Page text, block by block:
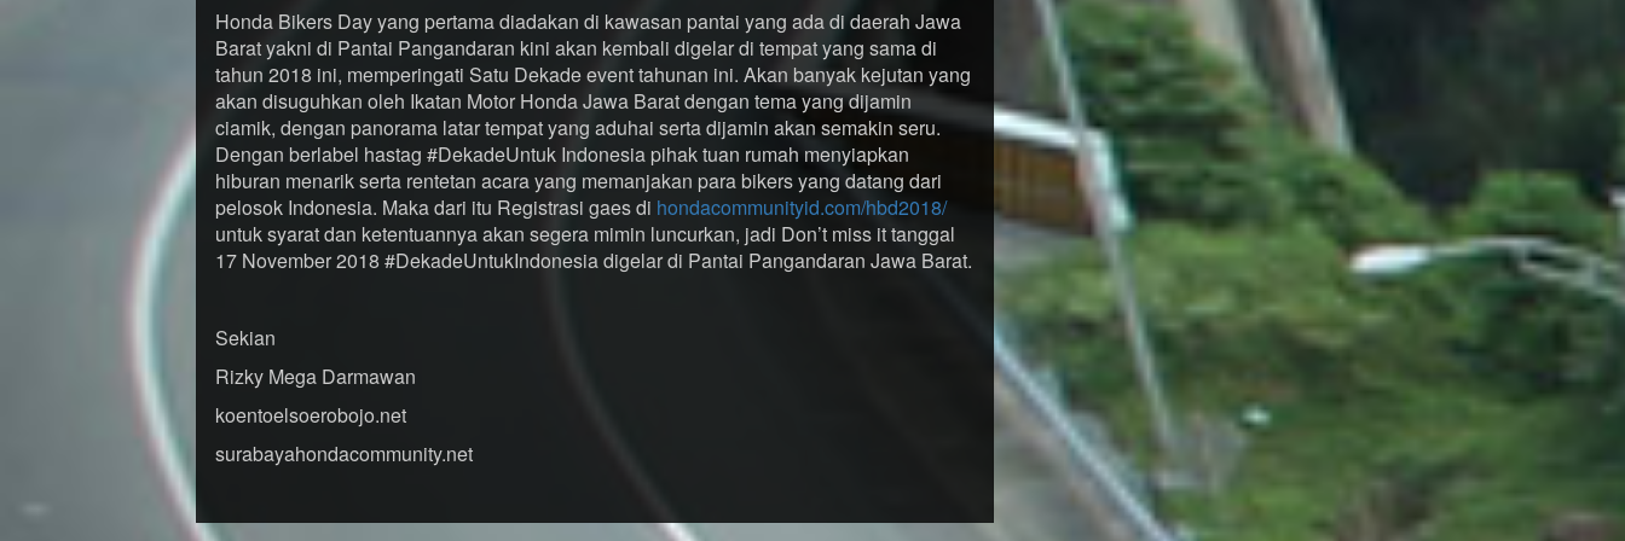
Honda Bikers Day yang pertama diadakan di kawasan pantai yang ada di daerah Jawa
Barat yakni di Pantai Pangandaran kini akan kembali digelar di tempat yang sama di
tahun 2018 ini, memperingati Satu Dekade event tahunan ini. Akan banyak kejutan yang
akan disuguhkan oleh Ikatan Motor Honda Jawa Barat dengan tema yang dijamin
ciamik, dengan panorama latar tempat yang aduhai serta dijamin akan semakin seru.
Dengan berlabel hastag #DekadeUntuk Indonesia pihak tuan rumah menyiapkan
hiburan menarik serta rentetan acara yang memanjakan para bikers yang datang dari
pelosok Indonesia. Maka dari itu Registrasi gaes di hondacommunityid.com/hbd2018/
untuk syarat dan ketentuannya akan segera mimin luncurkan, jadi Don’t miss it tanggal
17 November 2018 #DekadeUntukIndonesia digelar di Pantai Pangandaran Jawa Barat.
Sekian
Rizky Mega Darmawan
koentoelsoerobojo.net
surabayahondacommunity.net